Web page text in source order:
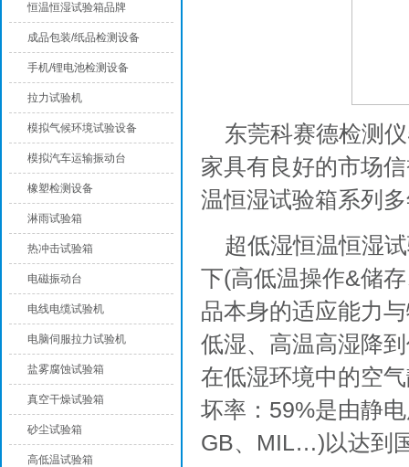
东莞科赛德检测
家具有良好的市场
温恒湿试验箱系列
超低湿恒温恒湿
下(高低温操作&储
品本身的适应能力
低湿、高温高湿降
在低湿环境中的空
坏率：59%是由静
GB、MIL…)以达到
恒温恒湿试验箱品牌
成品包装/纸品检测设备
手机/锂电池检测设备
拉力试验机
模拟气候环境试验设备
模拟汽车运输振动台
橡塑检测设备
淋雨试验箱
热冲击试验箱
电磁振动台
电线电缆试验机
电脑伺服拉力试验机
盐雾腐蚀试验箱
真空干燥试验箱
砂尘试验箱
高低温试验箱